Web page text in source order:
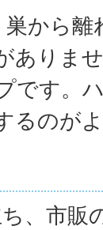
から
ありま
です。
るのがよ
、市販